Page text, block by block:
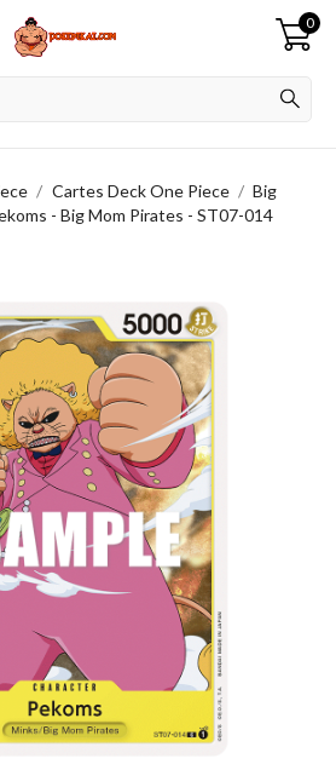
0
Cartes Deck One Piece
Big
- Big Mom Pirates - ST07-014